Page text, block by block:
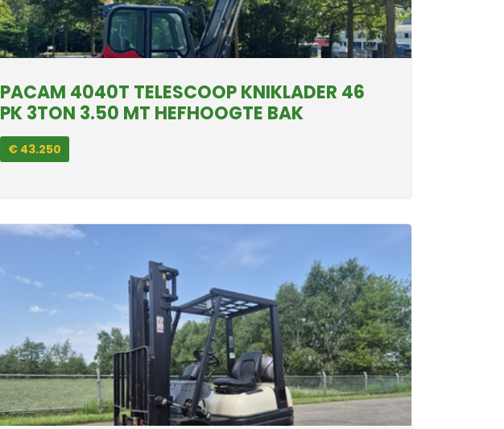
PACAM 4040T TELESCOOP KNIKLADER 46
PK 3TON 3.50 MT HEFHOOGTE BAK
€ 43.250